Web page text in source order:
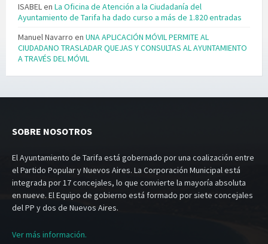
ISABELen La Oficina de Atención a la Ciudadanía del
Ayuntamiento de Tarifa ha dado curso a más de 1.820 entradas
Manuel Navarro en UNA APLICACIÓN MÓVIL PERMITE AL
CIUDADANO TRASLADAR QUEJAS Y CONSULTAS AL AYUNTAMIENTO
A TRAVÉS DEL MÓVIL
SOBRE NOSOTROS
El Ayuntamiento de Tarifa está gobernado por una coalización entre
el Partido Popular y Nuevos Aires. La Corporación Municipal está
integrada por 17 concejales, lo que convierte la mayoría absoluta
en nueve. El Equipo de gobierno está formado por siete concejales
del PP y dos de Nuevos Aires.
Ver más información.